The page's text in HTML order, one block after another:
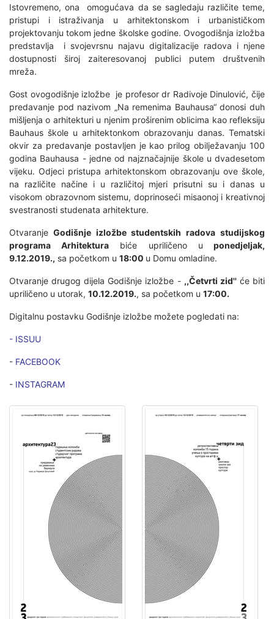
Istovremeno, ona omogućava da se sagledaju različite teme,
pristupi i istraživanja u arhitektonskom i urbanističkom
projektovanju tokom jedne školske godine. Ovogodišnja izložba
predstavlja i svojevrsnu najavu digitalizacije radova i njene
dostupnosti široj zaiteresovanoj publici putem društvenih
mreža.
Gost ovogodišnje izložbe je profesor dr Radivoje Dinulović, čije
predavanje pod nazivom „Na remenima Bauhausa“ donosi duh
mišljenja o arhitekturi u njenim proširenim oblicima kao refleksiju
Bauhaus škole u arhitektonkom obrazovanju danas. Tematski
okvir za predavanje postavljen je kao prilog obilježavanju 100
godina Bauhausa - jedne od najznačajnije škole u dvadesetom
vijeku. Odjeci pristupa arhitektonskom obrazovanju ove škole,
na različite načine i u različitoj mjeri prisutni su i danas u
visokom obrazovnom sistemu, doprinoseći misaonoj i kreativnoj
svestranosti studenata arhitekture.
Otvaranje Godišnje izložbe studentskih radova studijskog
programa Arhitektura biće upriličeno u ponedjeljak,
9.12.2019., sa početkom u 18:00 u Domu omladine.
Otvaranje drugog dijela Godišnje izložbe - ,,Četvrti zid''će biti
upriličeno u utorak, 10.12.2019., sa početkom u 17:00.
Digitalnu postavku Godišnje izložbe možete pogledati na:
- ISSUU
- FACEBOOK
- INSTAGRAM